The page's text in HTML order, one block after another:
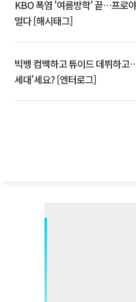
KBO 폭염 '여름방학' 끝…프로
멀다 [해시태그]
빅뱅 컴백하고 튜이드 데뷔하
세대'세요? [엔터로그]